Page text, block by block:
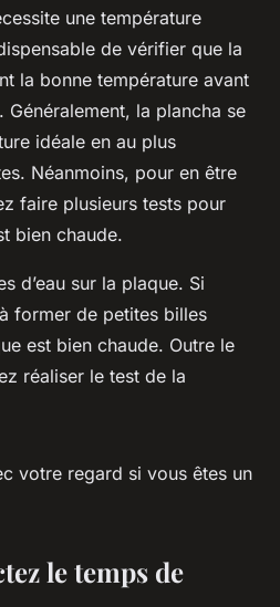
une température
de vérifier que la
la bonne température avant
Généralement, la plancha se
idéale en au plus
Néanmoins, pour en être
faire plusieurs tests pour
bien chaude.
d’eau sur la plaque. Si
former de petites billes
est bien chaude. Outre le
réaliser le test de la
votre regard si vous êtes un
le temps de